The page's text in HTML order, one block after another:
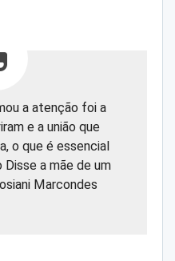
a atenção foi a
e a união que
o que é essencial
Disse a mãe de um
Marcondes